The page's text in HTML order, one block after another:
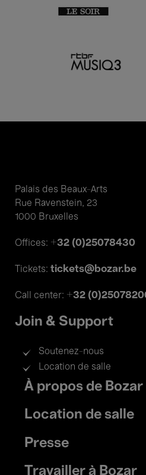
Palais des Beaux-Arts
Rue Ravenstein, 23
1000 Bruxelles
Offices: +32 (0)25078430
Tickets: tickets@bozar.be
Call center: +32
Join & Support
Soutenez-nous
Location de salle
Footer
menu
À propos de Bozar
Location de salle
Presse
Travailler à Bozar